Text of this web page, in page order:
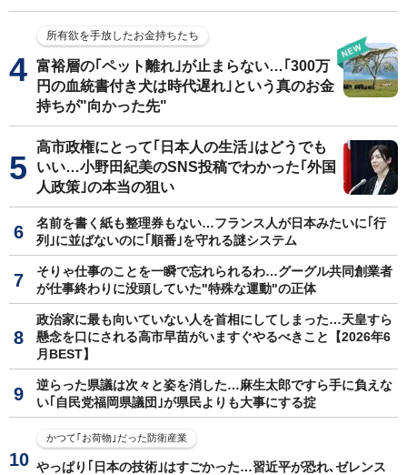
所有欲を手放したお金持ちたち
富裕層の｢ペット離れ｣が止まらない…｢300万
円の血統書付き犬は時代遅れ｣という真のお金
持ちが"向かった先"
高市政権にとって｢日本人の生活｣はどうでも
いい…小野田紀美のSNS投稿でわかった｢外国
人政策｣の本当の狙い
名前を書く紙も整理券もない…フランス人が日本みたいに｢行
列｣に並ばないのに｢順番｣を守れる謎システム
そりゃ仕事のことを一瞬で忘れられるわ…グーグル共同創業者
が仕事終わりに没頭していた"特殊な運動"の正体
政治家に最も向いていない人を首相にしてしまった…天皇すら
懸念を口にされる高市早苗がいますぐやるべきこと【2026年6
月BEST】
逆らった県議は次々と姿を消した…麻生太郎ですら手に負えな
い｢自民党福岡県議団｣が県民よりも大事にする掟
かつて｢お荷物｣だった防衛産業
やっぱり｢日本の技術｣はすごかった…習近平が恐れ､ゼレンス